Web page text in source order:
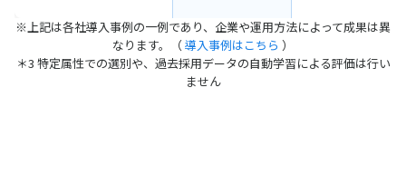
※上記は各社導入事例の一例であり、企業や運用方法によって成果は異
なります。（導入事例はこちら ）
＊3 特定属性での選別や、過去採用データの自動学習による評価は行い
ません